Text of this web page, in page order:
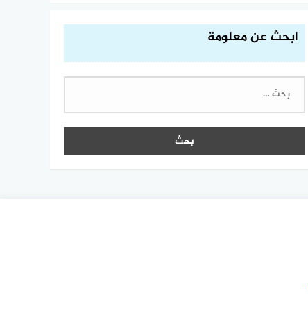
ابحث عن معلومة
البحث